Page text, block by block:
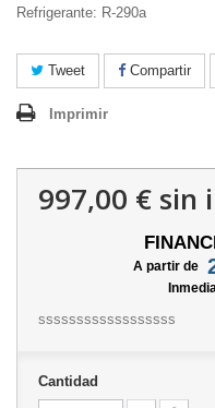
Refrigerante: R-290a
Tweet Compartir
Imprimir
997,00 € sin
A partir de
ssssssssssssssssss
Cantidad